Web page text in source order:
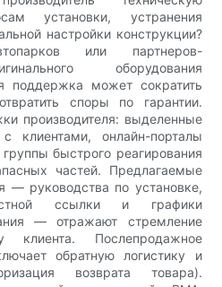
установки, устранения
настройки конструкции?
или партнеров-
оборудования
поддержка может сократить
споры по гарантии.
производителя: выделенные
клиентами, онлайн-порталы
быстрого реагирования
частей. Предлагаемые
— руководства по установке,
ссылки и графики
— отражают стремление
Послепродажное
обратную логистику и
возврата товара).